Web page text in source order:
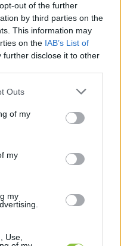
out of the further
by third parties on the
This information may
on the IAB’s List of
further disclose it to other
one or more Google
You may click to
its third-party tags to
in below Google
Outs
of my
my
my
Use,
azaz a Mosoni-
regisztráltak, így
növekedést
az állomány.
a Dunamenti-síkon
észleltek a
tavalyi 614
de ez csak
regionális